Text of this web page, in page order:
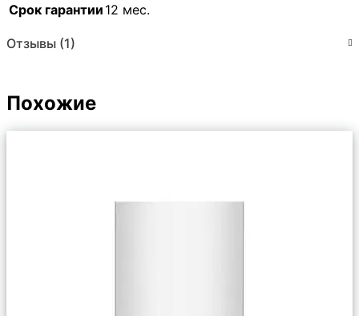
Срок гарантии 12 мес.
Отзывы (1)
Похожие